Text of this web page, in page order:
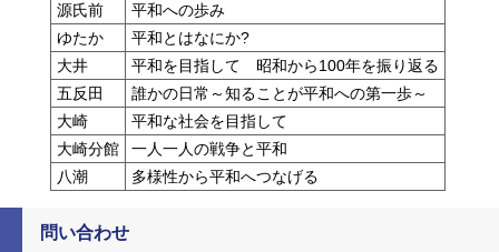
源氏前
平和への歩み
ゆたか
平和とはなにか?
大井
平和を目指して 昭和から100年を振り返る
五反田
誰かの日常～知ることが平和への第一歩～
大崎
平和な社会を目指して
大崎分館
一人一人の戦争と平和
八潮
多様性から平和へつなげる
問い合わせ